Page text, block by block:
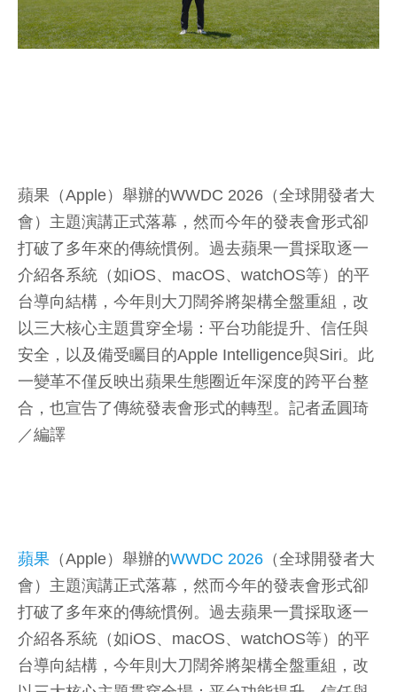
蘋果（Apple）舉辦的WWDC 2026（全球開發者大
會）主題演講正式落幕，然而今年的發表會形式卻
打破了多年來的傳統慣例。過去蘋果一貫採取逐一
介紹各系統（如iOS、macOS、watchOS等）的平
台導向結構，今年則大刀闊斧將架構全盤重組，改
以三大核心主題貫穿全場：平台功能提升、信任與
安全，以及備受矚目的Apple Intelligence與Siri。此
一變革不僅反映出蘋果生態圈近年深度的跨平台整
合，也宣告了傳統發表會形式的轉型。 記者孟圓琦
／編譯
蘋果 （Apple）舉辦的WWDC 2026 （全球開發者大
會）主題演講正式落幕，然而今年的發表會形式卻
打破了多年來的傳統慣例。過去蘋果一貫採取逐一
介紹各系統（如iOS、macOS、watchOS等）的平
台導向結構，今年則大刀闊斧將架構全盤重組，改